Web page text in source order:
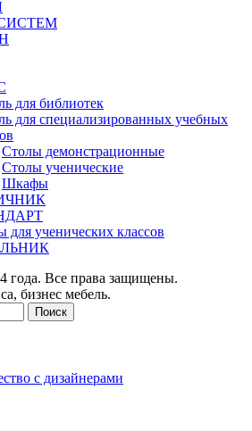
для библиотек
для специализированных учебных
Столы демонстрационные
Столы ученические
Шкафы
для ученических классов
года. Все права защищены.
бизнес мебель.
Поиск
с дизайнерами